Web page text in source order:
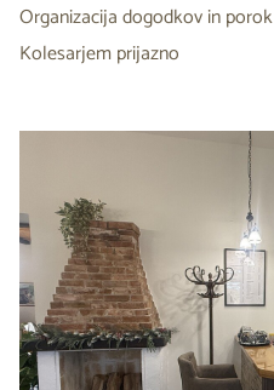
Organizacija dogodkov in porok
Kolesarjem prijazno